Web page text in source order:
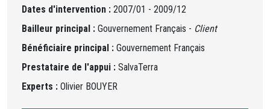
Dates d'intervention : 2007/01 - 2009/12
Bailleur principal : Gouvernement Français - Client
Bénéficiaire principal : Gouvernement Français
Prestataire de l'appui : SalvaTerra
Experts : Olivier BOUYER